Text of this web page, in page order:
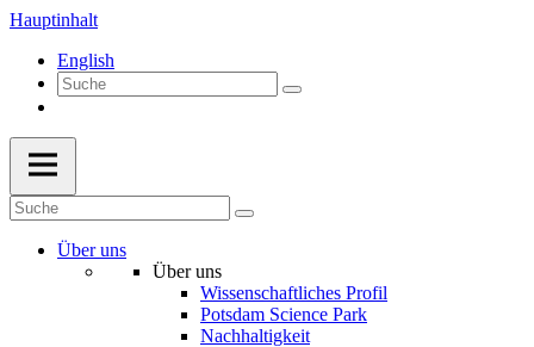
Hauptinhalt
English
Über uns
Über uns
Wissenschaftliches Profil
Potsdam Science Park
Nachhaltigkeit